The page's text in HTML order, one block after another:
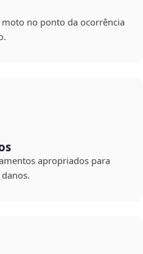
no ponto da ocorrência
apropriados para